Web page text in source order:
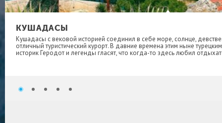
КУШАДАСЫ
Кушадасы с вековой историей соединил в себе море, солнце,
отличный туристический курорт. В давние времена этим ныне
историк Геродот и легенды гласят, что когда-то здесь любил